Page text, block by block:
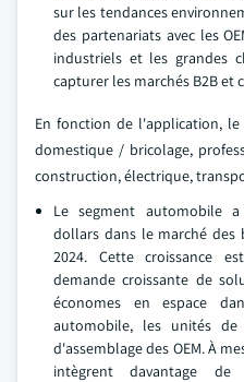
sur les tendances
des partenariats avec les
industriels et les grandes
capturer les marchés B2B et
En fonction de l'application,
domestique / bricolage,
construction, électrique,
Le segment automobile
dollars dans le marché des
2024. Cette croissance
demande croissante de
économes en espace
automobile, les unités
d'assemblage des OEM. À
intègrent davantage de